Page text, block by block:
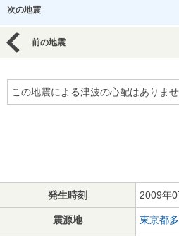
次の地震
前の地震
この地震による津波の心配はありませ
発生時刻 2009年
震源地 東京都